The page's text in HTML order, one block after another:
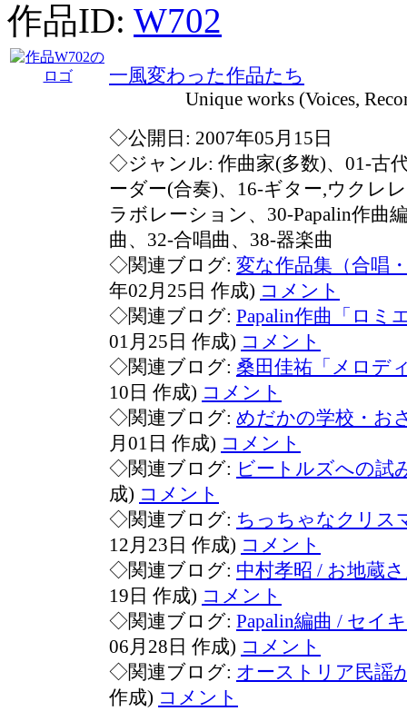
作品ID: W702
一風変わった作品たち
Unique works (Voices,
◇公開日: 2007年05月15日
◇ジャンル: 作曲家(多数)、01-古
ーダー(合奏)、16-ギター,ウクレ
ラボレーション、30-Papalin作曲
曲、32-合唱曲、38-器楽曲
◇関連ブログ: 変な作品集（合唱
年02月25日 作成) コメント
◇関連ブログ: Papalin作曲「ロミ
01月25日 作成) コメント
◇関連ブログ: 桑田佳祐「メロデ
10日 作成) コメント
◇関連ブログ: めだかの学校・お
月01日 作成) コメント
◇関連ブログ: ビートルズへの試
成) コメント
◇関連ブログ: ちっちゃなクリス
12月23日 作成) コメント
◇関連ブログ: 中村孝昭 / お地蔵
19日 作成) コメント
◇関連ブログ: Papalin編曲 / セイ
06月28日 作成) コメント
◇関連ブログ: オーストリア民謡
作成) コメント